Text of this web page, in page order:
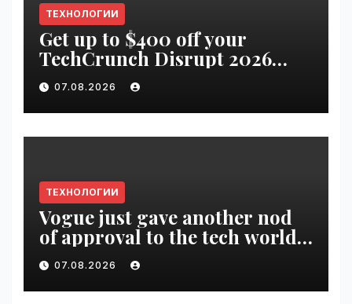
ТЕХНОЛОГИИ
Get up to $400 off your
TechCrunch Disrupt 2026
pass until tomorrow |
VseTime.ru
07.08.2026
ТЕХНОЛОГИИ
Vogue just gave another nod
of approval to the tech world |
VseTime.ru
07.08.2026